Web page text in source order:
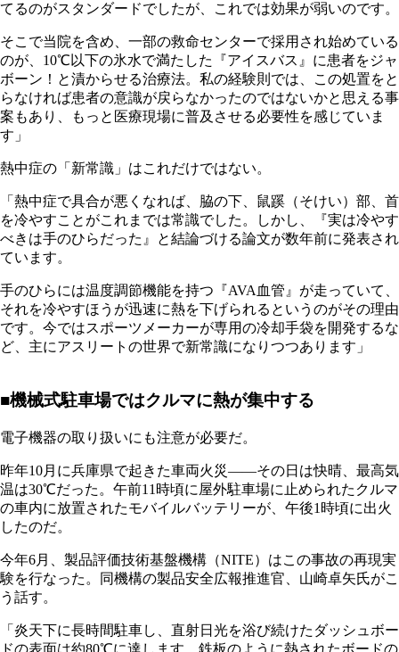
てるのがスタンダードでしたが、これでは効果が弱いのです。
そこで当院を含め、一部の救命センターで採用され始めている
のが、10℃以下の氷水で満たした『アイスバス』に患者をジャ
ボーン！と漬からせる治療法。私の経験則では、この処置をと
らなければ患者の意識が戻らなかったのではないかと思える事
案もあり、もっと医療現場に普及させる必要性を感じていま
す」
熱中症の「新常識」はこれだけではない。
「熱中症で具合が悪くなれば、脇の下、鼠蹊（そけい）部、首
を冷やすことがこれまでは常識でした。しかし、『実は冷やす
べきは手のひらだった』と結論づける論文が数年前に発表され
ています。
手のひらには温度調節機能を持つ『AVA血管』が走っていて、
それを冷やすほうが迅速に熱を下げられるというのがその理由
です。今ではスポーツメーカーが専用の冷却手袋を開発するな
ど、主にアスリートの世界で新常識になりつつあります」
■機械式駐車場ではクルマに熱が集中する
電子機器の取り扱いにも注意が必要だ。
昨年10月に兵庫県で起きた車両火災――その日は快晴、最高気
温は30℃だった。午前11時頃に屋外駐車場に止められたクルマ
の車内に放置されたモバイルバッテリーが、午後1時頃に出火
したのだ。
今年6月、製品評価技術基盤機構（NITE）はこの事故の再現実
験を行なった。同機構の製品安全広報推進官、山崎卓矢氏がこ
う話す。
「炎天下に長時間駐車し、直射日光を浴び続けたダッシュボー
ドの表面は約80℃に達します。鉄板のように熱されたボードの